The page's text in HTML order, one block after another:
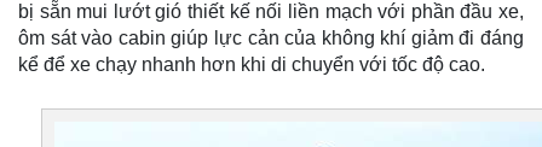
bị sẵn mui lướt gió thiết kế nối liền mạch với phần đầu xe,
ôm sát vào cabin giúp lực cản của không khí giảm đi đáng
kể để xe chạy nhanh hơn khi di chuyển với tốc độ cao.